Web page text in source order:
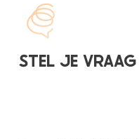
STEL JE